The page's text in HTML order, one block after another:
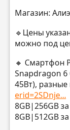
Магазин:
🔹Цены
можно под
🔸 Смартфон
Snapdragon 6
45Вт),
erid=2SDnje...
8GB|256GB за
8GB|512GB за